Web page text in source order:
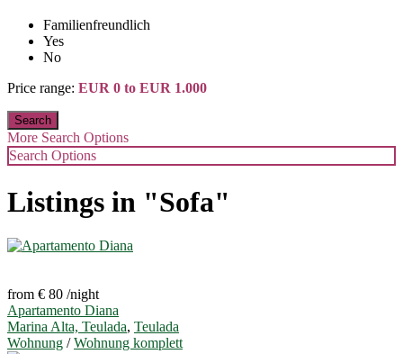
Familienfreundlich
Yes
No
Price range: EUR 0 to EUR 1.000
More Search Options
Search Options
Listings in "Sofa"
from € 80 /night
Apartamento Diana
Marina Alta, Teulada, Teulada
Wohnung /Wohnung komplett